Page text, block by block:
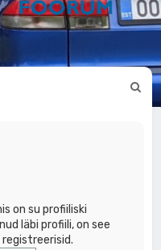
on su profiiliski
läbi profiili, on see